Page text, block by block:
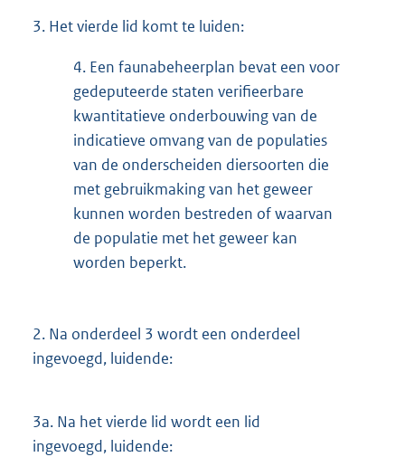
3. Het vierde lid komt te luiden:
4. Een faunabeheerplan bevat een voor
gedeputeerde staten verifieerbare
kwantitatieve onderbouwing van de
indicatieve omvang van de populaties
van de onderscheiden diersoorten die
met gebruikmaking van het geweer
kunnen worden bestreden of waarvan
de populatie met het geweer kan
worden beperkt.
2. Na onderdeel 3 wordt een onderdeel
ingevoegd, luidende:
3a. Na het vierde lid wordt een lid
ingevoegd, luidende: